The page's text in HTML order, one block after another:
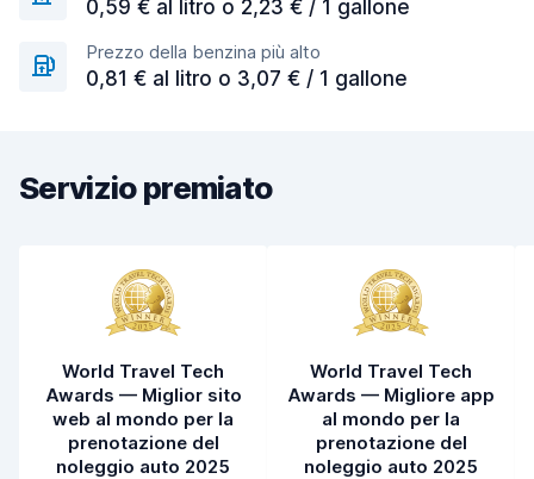
0,59 € al litro o 2,23 € / 1 gallone
Prezzo della benzina più alto
0,81 € al litro o 3,07 € / 1 gallone
Servizio premiato
World Travel Tech
Awards — Miglior sito
web al mondo per la
prenotazione del
noleggio auto 2025
World Travel Tech
Awards — Migliore app
al mondo per la
prenotazione del
noleggio auto 2025